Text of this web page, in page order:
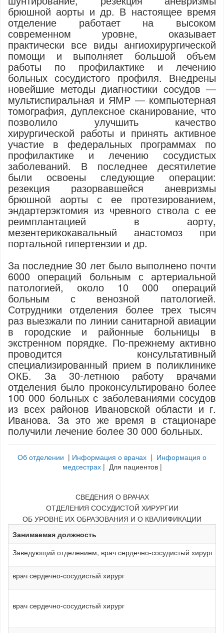
брюшной аорты и др. В настоящее время
отделение работает на высоком
современном уровне, оказывает
практически все виды ангиохирургической
помощи и выполняет большой объем
работы по профилактике и лечению
больных сосудистого профиля. Внедрены
новейшие методы диагностики сосудов —
мультиспиральная и ЯМР — компьютерная
томография, дуплексное сканирование, что
позволило улучшить качество
хирургической работы и принять активное
участие в федеральных программах по
профилактике и лечению сосудистых
заболеваний. В последнее десятилетие
были освоены следующие операции:
резекция разорвавшейся аневризмы
брюшной аорты с ее протезированием,
эндартерэктомия из чревного ствола с ее
реимплантацией в аорту,
мезентерикокавальный анастомоз при
портальной гипертензии и др.
За последние 30 лет было выполнено почти
6000 операций больным с артериальной
патологией, около 10 000 операций
больным с венозной патологией.
Сотрудники отделения более трех тысяч
раз выезжали по линии санитарной авиации
в городские и районные больницы в
экстренном порядке. По-прежнему активно
проводится консультативный
специализированный прием в поликлинике
ОКБ. За 30-летнюю работу врачами
отделения было проконсультировано более
100 000 больных с заболеваниями сосудов
из всех районов Ивановской области и г.
Иванова. За это же время в стационаре
получили лечение более 30 000 больных.
Об отделении | Информация о врачах | Информация о
медсестрах| Для пациентов |
СВЕДЕНИЯ О ВРАЧАХ
ОТДЕЛЕНИЯ СОСУДИСТОЙ ХИРУРГИИ
ОБ УРОВНЕ ИХ ОБРАЗОВАНИЯ И О КВАЛИФИКАЦИИ
Занимаемая должность
Заведующий отделением, врач сердечно-сосудистый хирург
врач сердечно-сосудистый хирург
врач сердечно-сосудистый хирург